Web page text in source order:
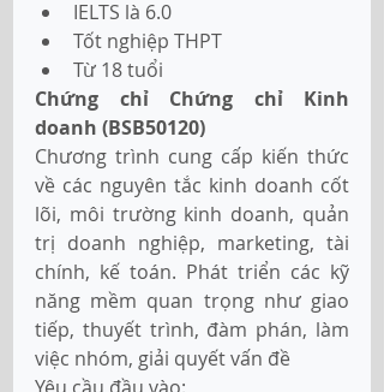
IELTS là 6.0
Tốt nghiệp THPT
Từ 18 tuổi
Chứng chỉ Chứng chỉ Kinh
doanh (BSB50120)
Chương trình cung cấp kiến thức
về các nguyên tắc kinh doanh cốt
lõi, môi trường kinh doanh, quản
trị doanh nghiệp, marketing, tài
chính, kế toán. Phát triển các kỹ
năng mềm quan trọng như giao
tiếp, thuyết trình, đàm phán, làm
việc nhóm, giải quyết vấn đề